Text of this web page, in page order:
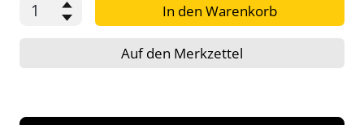
In den Warenkorb
Auf den Merkzettel